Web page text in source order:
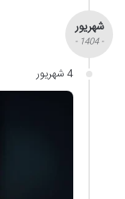
شهریور
- 1404 -
4 شهریور